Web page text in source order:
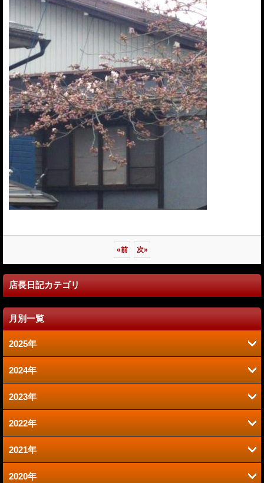
«前 次»
店長日記カテゴリ
月別一覧
2025年
6月 (2)
1月 (1)
2024年
9月 (2)
8月 (2)
2023年
6月 (1)
2022年
12月 (1)
10月 (1)
2021年
12月 (1)
2020年